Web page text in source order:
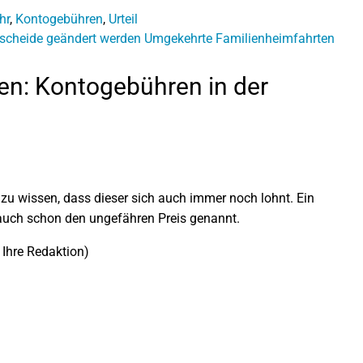
, Kontogebühren, Urteil
geändert werden Umgekehrte Familienheimfahrten
Kontogebühren in der
wissen, dass dieser sich auch immer noch lohnt. Ein
schon den ungefähren Preis genannt.
Redaktion)